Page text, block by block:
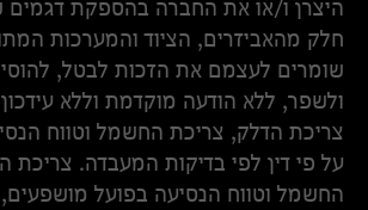
היצרן ו/או את החברה בהספקת דגמים
חלק מהאביזרים, הציוד והמערכות
שומרים לעצמם את הזכות לבטל,
ולשפר, ללא הודעה מוקדמת וללא
צריכת הדלק, צריכת החשמל וטווח
על פי דין לפי בדיקות המעבדה. צריכת
החשמל וטווח הנסיעה בפועל